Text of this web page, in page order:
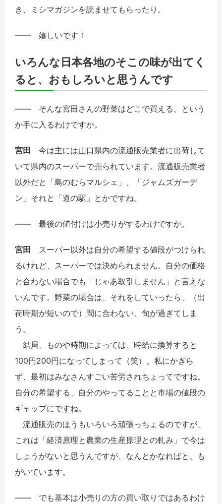
き、ミシマガジンを読ませてもらったり。
―― 嬉しいです！
いろんな日本各地のそこの味が出てく
ると、おもしろいと思うんです
―― そんな宮田さんの野菜はどこで買える、という
か手に入るわけですか。
宮田 今は主には山口県内の流通販売業者に出荷して
いて県内のスーパーで売られています。流通販売業者
以外だと「島のむらマルシェ」、「ジャムズガーデ
ン」それと「道の駅」とかですね。
―― 最後の値付けは小売りがするわけですか。
宮田 スーパー以外は自分の希望する値段がつけられ
るけれど、スーパーでは決められません。自分の価格
と合わない場合でも「じゃあ取引しません」と言えな
いんです。野菜の場合は、それをしていったら、（出
荷時期が短いので）間に合わない。旬が過ぎてしま
う。
結局、ものや時期によっては、時給に換算すると
100円200円になってしまって（笑）。私にかぎら
ず、最初はみなさんすごい苦労されちょってですね。
自分の希望する、自分のやってることと市場の値段の
ギャップにですね。
流通販売のほうもいろいろ頑張っちょるのですが、
これは「経済原理と農業の生産原理との軋み」で今は
しょうがないと思うんですが、なんとかなればと、も
がいています。
―― でも基本は小売りの方の買い取りではあるわけ